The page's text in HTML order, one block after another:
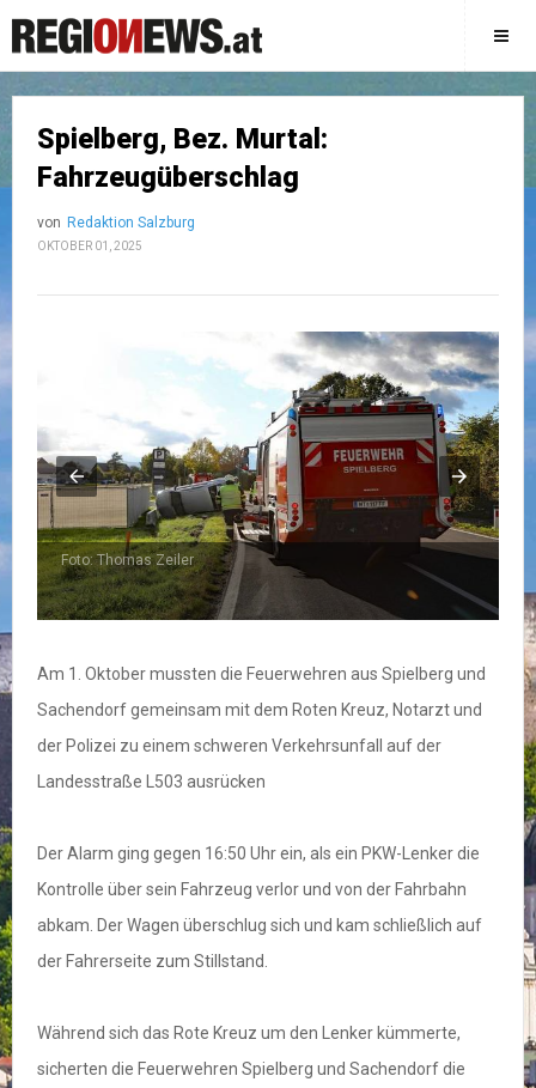
Spielberg, Bez. Murtal:
Fahrzeugüberschlag
von Redaktion Salzburg
OKTOBER 01, 2025
Foto: Thomas Zeiler
Am 1. Oktober mussten die Feuerwehren aus Spielberg und
Sachendorf gemeinsam mit dem Roten Kreuz, Notarzt und
der Polizei zu einem schweren Verkehrsunfall auf der
Landesstraße L503 ausrücken
Der Alarm ging gegen 16:50 Uhr ein, als ein PKW-Lenker die
Kontrolle über sein Fahrzeug verlor und von der Fahrbahn
abkam. Der Wagen überschlug sich und kam schließlich auf
der Fahrerseite zum Stillstand.
Während sich das Rote Kreuz um den Lenker kümmerte,
sicherten die Feuerwehren Spielberg und Sachendorf die